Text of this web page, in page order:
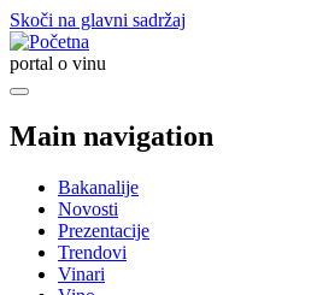
Skoči na glavni sadržaj
portal o vinu
Main navigation
Bakanalije
Novosti
Prezentacije
Trendovi
Vinari